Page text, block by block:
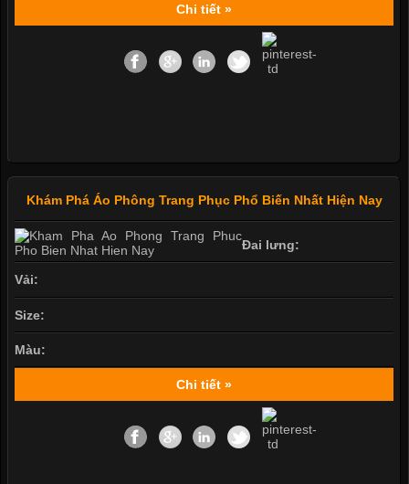
Chi tiết »
Khám Phá Áo Phông Trang Phục Phổ Biến Nhất Hiện Nay
Đai lưng:
Vải:
Size:
Màu:
Chi tiết »